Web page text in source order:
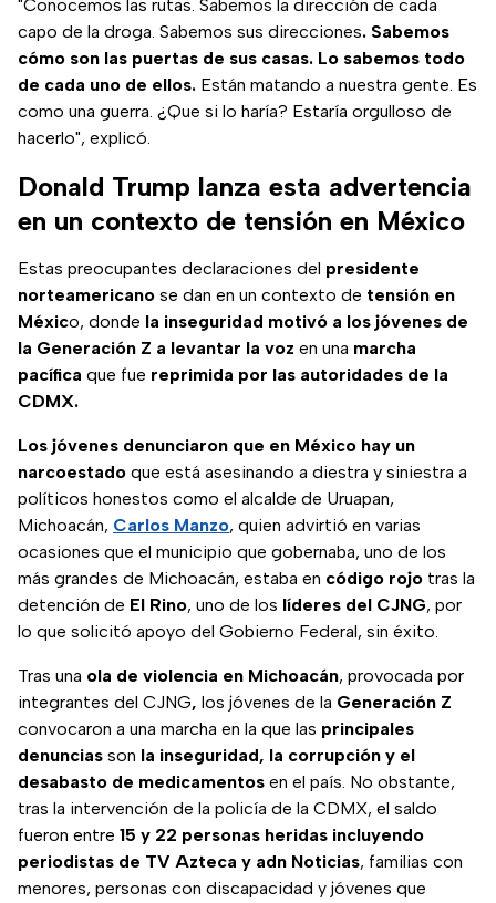
"Conocemos las rutas. Sabemos la dirección de cada
capo de la droga. Sabemos sus direcciones. Sabemos
cómo son las puertas de sus casas. Lo sabemos todo
de cada uno de ellos. Están matando a nuestra gente. Es
como una guerra. ¿Que si lo haría? Estaría orgulloso de
hacerlo", explicó.
Donald Trump lanza esta advertencia
en un contexto de tensión en México
Estas preocupantes declaraciones del presidente
norteamericano se dan en un contexto de tensión en
México, donde la inseguridad motivó a los jóvenes de
la Generación Z a levantar la voz en una marcha
pacífica que fue reprimida por las autoridades de la
CDMX.
Los jóvenes denunciaron que en México hay un
narcoestado que está asesinando a diestra y siniestra a
políticos honestos como el alcalde de Uruapan,
Michoacán, Carlos Manzo, quien advirtió en varias
ocasiones que el municipio que gobernaba, uno de los
más grandes de Michoacán, estaba en código rojo tras la
detención de El Rino, uno de los líderes del CJNG, por
lo que solicitó apoyo del Gobierno Federal, sin éxito.
Tras una ola de violencia en Michoacán, provocada por
integrantes del CJNG, los jóvenes de la Generación Z
convocaron a una marcha en la que las principales
denuncias son la inseguridad, la corrupción y el
desabasto de medicamentos en el país. No obstante,
tras la intervención de la policía de la CDMX, el saldo
fueron entre 15 y 22 personas heridas incluyendo
periodistas de TV Azteca y adn Noticias, familias con
menores, personas con discapacidad y jóvenes que